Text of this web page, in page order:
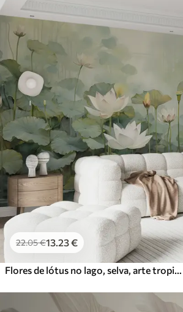
22.05€13.23€
Flores de lótus no lago, selva, arte tropical, vegetação